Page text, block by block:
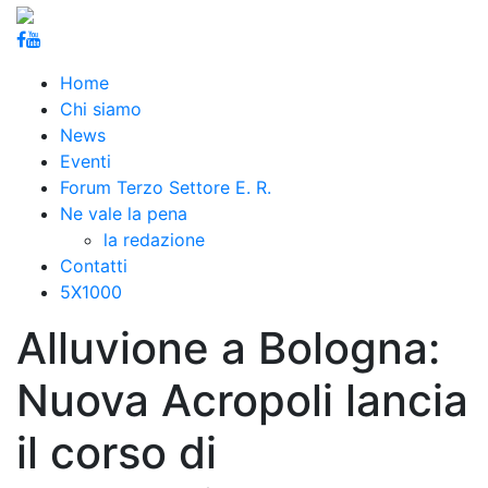
Home
Chi siamo
News
Eventi
Forum Terzo Settore E. R.
Ne vale la pena
la redazione
Contatti
5X1000
Alluvione a Bologna:
Nuova Acropoli lancia
il corso di